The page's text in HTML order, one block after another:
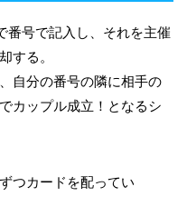
番号で記入し、それを主催
する。
自分の番号の隣に相手の
カップル成立！となるシ
つカードを配ってい